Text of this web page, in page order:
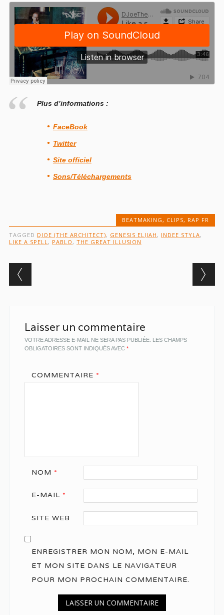
Plus d’informations :
FaceBook
Twitter
Site officiel
Sons/Téléchargements
BEATMAKING, CLIPS, RAP FR
TAGGED DJOE (THE ARCHITECT), GENESIS ELIJAH , INDEE STYLA,
LIKE A SPELL, PABLO , THE GREAT ILLUSION
Post navigation
Laisser un commentaire
VOTRE ADRESSE E-MAIL NE SERA PAS PUBLIÉE. LES CHAMPS
OBLIGATOIRES SONT INDIQUÉS AVEC *
COMMENTAIRE *
NOM *
E-MAIL *
SITE WEB
ENREGISTRER MON NOM, MON E-MAIL
ET MON SITE DANS LE NAVIGATEUR
POUR MON PROCHAIN COMMENTAIRE.